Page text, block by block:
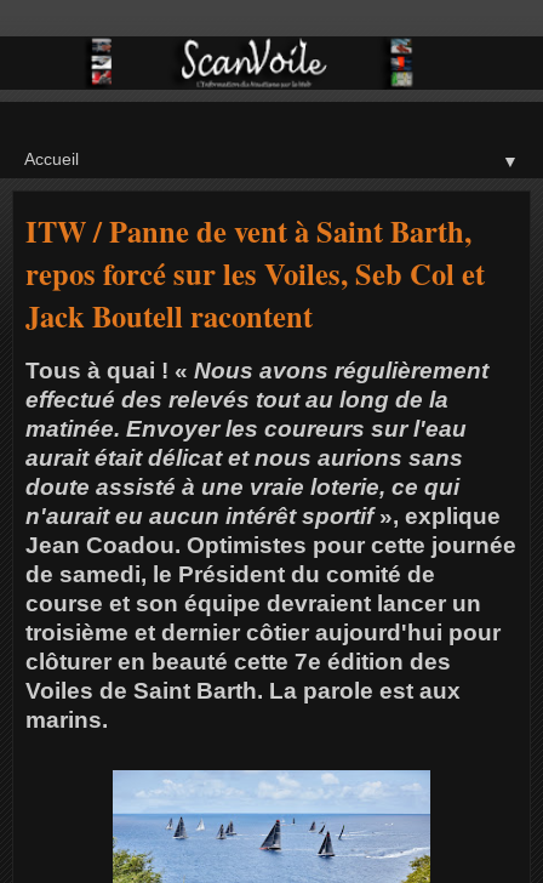
▼
ITW / Panne de vent à Saint Barth,
repos forcé sur les Voiles, Seb Col et
Jack Boutell racontent
Tous à quai ! « Nous avons régulièrement
effectué des relevés tout au long de la
matinée. Envoyer les coureurs sur l'eau
aurait était délicat et nous aurions sans
doute assisté à une vraie loterie, ce qui
n'aurait eu aucun intérêt sportif», explique
Jean Coadou. Optimistes pour cette journée
de samedi, le Président du comité de
course et son équipe devraient lancer un
troisième et dernier côtier aujourd'hui pour
clôturer en beauté cette 7e édition des
Voiles de Saint Barth. La parole est aux
marins.